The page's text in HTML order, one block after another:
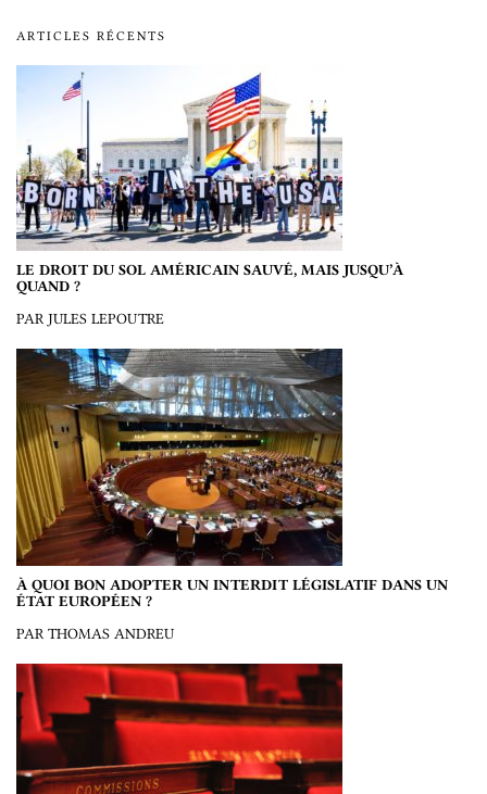
ARTICLES RÉCENTS
LE DROIT DU SOL AMÉRICAIN SAUVÉ, MAIS JUSQU’À
QUAND ?
PAR JULES LEPOUTRE
À QUOI BON ADOPTER UN INTERDIT LÉGISLATIF DANS UN
ÉTAT EUROPÉEN ?
PAR THOMAS ANDREU